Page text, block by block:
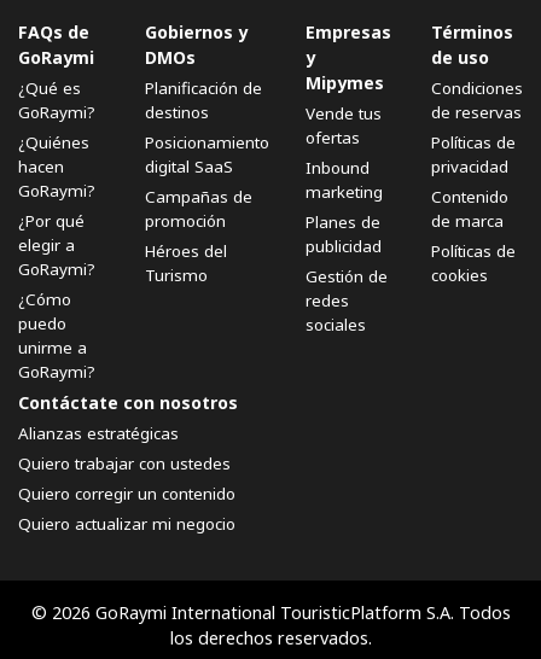
FAQs de
GoRaymi
¿Qué es
GoRaymi?
¿Quiénes
hacen
GoRaymi?
¿Por qué
elegir a
GoRaymi?
¿Cómo
puedo
unirme a
GoRaymi?
Gobiernos y
DMOs
Planificación de
destinos
Posicionamiento
digital SaaS
Campañas de
promoción
Héroes del
Turismo
Empresas
y
Mipymes
Vende tus
ofertas
Inbound
marketing
Planes de
publicidad
Gestión de
redes
sociales
Términos
de uso
Condiciones
de reservas
Políticas de
privacidad
Contenido
de marca
Políticas de
cookies
Contáctate con nosotros
Alianzas estratégicas
Quiero trabajar con ustedes
Quiero corregir un contenido
Quiero actualizar mi negocio
© 2026 GoRaymi International TouristicPlatform S.A. Todos
los derechos reservados.